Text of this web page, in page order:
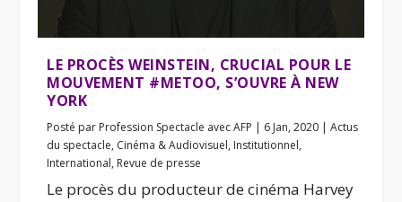
LE PROCÈS WEINSTEIN, CRUCIAL POUR LE
MOUVEMENT #METOO, S’OUVRE À NEW
YORK
Posté par Profession Spectacle avec AFP | 6 Jan, 2020 |Actus
du spectacle, Cinéma & Audiovisuel, Institutionnel,
International, Revue de presse
Le procès du producteur de cinéma Harvey